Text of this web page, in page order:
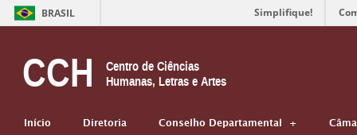
BRASIL Simplifique!
CCH
Centro de Ciências
Humanas, Letras e Artes
Início Diretoria Conselho Departamental